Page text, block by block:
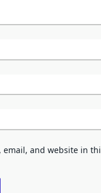
email, and website in